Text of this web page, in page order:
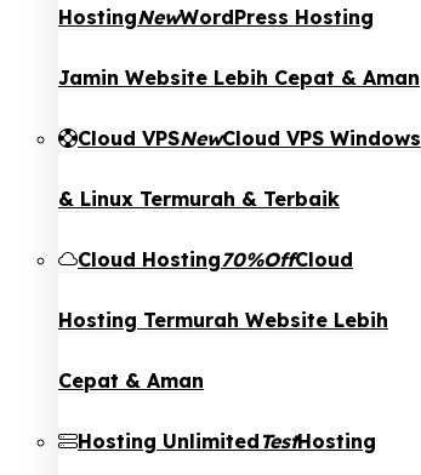
HostingNewWordPress Hosting
Jamin Website Lebih Cepat & Aman
Cloud VPSNewCloud VPS Windows
& Linux Termurah & Terbaik
Cloud Hosting70%OffCloud
Hosting Termurah Website Lebih
Cepat & Aman
Hosting UnlimitedTestHosting